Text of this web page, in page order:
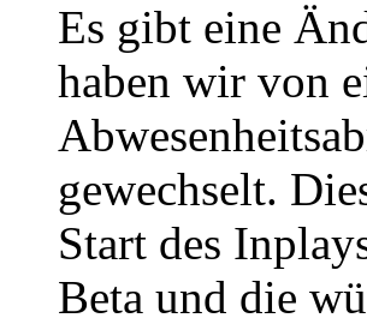
Es gibt eine
haben wir von
gewechselt.
Start des
Beta und die